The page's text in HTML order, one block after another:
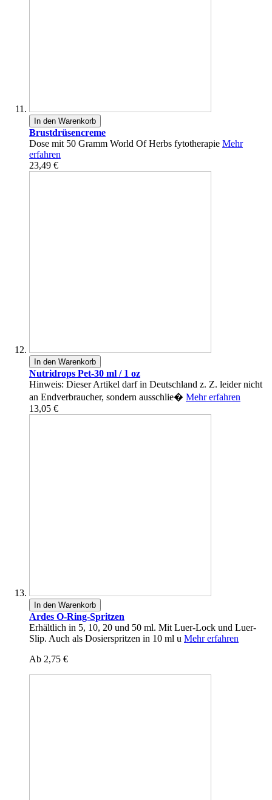
In den Warenkorb
Brustdrüsencreme
Dose mit 50 Gramm World Of Herbs fytotherapie Mehr
erfahren
23,49 €
In den Warenkorb
Nutridrops Pet-30 ml / 1 oz
Hinweis: Dieser Artikel darf in Deutschland z. Z. leider nicht
an Endverbraucher, sondern ausschlie� Mehr erfahren
13,05 €
In den Warenkorb
Ardes O-Ring-Spritzen
Erhältlich in 5, 10, 20 und 50 ml. Mit Luer-Lock und Luer-
Slip. Auch als Dosierspritzen in 10 ml u Mehr erfahren
Ab 2,75 €